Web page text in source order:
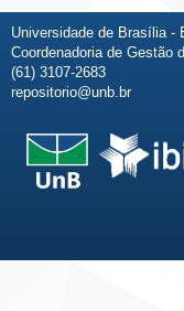
Universidade de Brasília -
Coordenadoria de Gestão
(61) 3107-2683
repositorio@unb.br